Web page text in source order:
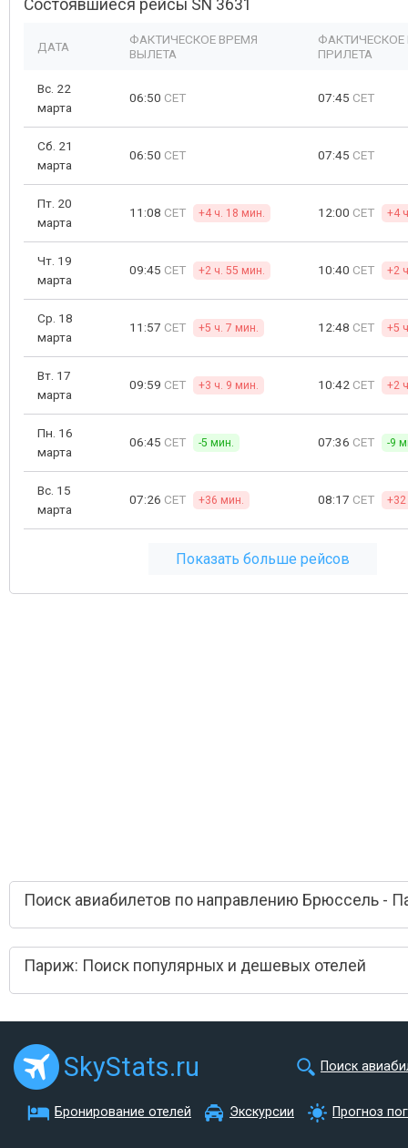
Состоявшиеся рейсы SN 3631
ДАТА
ФАКТИЧЕСКОЕ ВРЕМЯ
ВЫЛЕТА
ФАКТИЧЕСКОЕ
ПРИЛЕТА
Вс. 22
марта
06:50 CET 07:45 CET
Сб. 21
марта
06:50 CET 07:45 CET
Пт. 20
марта
11:08 CET +4 ч. 18 мин. 12:00 CET +4
Чт. 19
марта
09:45 CET +2 ч. 55 мин. 10:40 CET +2
Ср. 18
марта
11:57 CET +5 ч. 7 мин. 12:48 CET +5
Вт. 17
марта
09:59 CET +3 ч. 9 мин. 10:42 CET +2
Пн. 16
марта
06:45 CET -5 мин. 07:36 CET -9
Вс. 15
марта
07:26 CET +36 мин. 08:17 CET
Показать больше рейсов
Поиск авиабилетов по направлению Брюссель -
Париж: Поиск популярных и дешевых отелей
SkyStats.ru Поиск
Бронирование отелей Экскурсии Прогноз